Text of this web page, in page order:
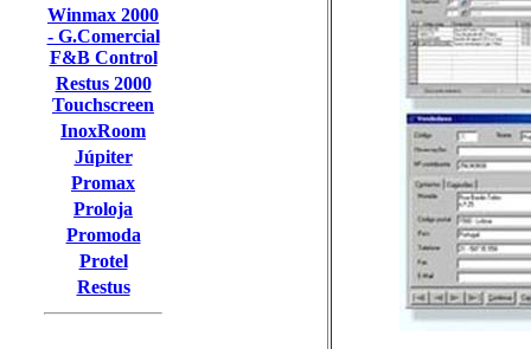
Winmax 2000
- G.Comercial
F&B Control
Restus 2000
Touchscreen
InoxRoom
Júpiter
Promax
Proloja
Promoda
Protel
Restus